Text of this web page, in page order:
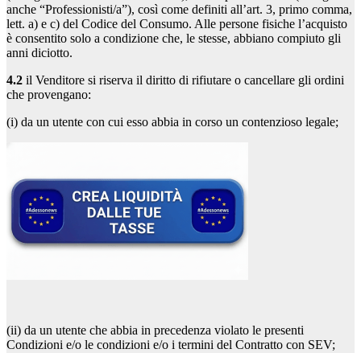
anche “Professionisti/a”), così come definiti all’art. 3, primo comma,
lett. a) e c) del Codice del Consumo. Alle persone fisiche l’acquisto
è consentito solo a condizione che, le stesse, abbiano compiuto gli
anni diciotto.
4.2 il Venditore si riserva il diritto di rifiutare o cancellare gli ordini
che provengano:
(i) da un utente con cui esso abbia in corso un contenzioso legale;
(ii) da un utente che abbia in precedenza violato le presenti
Condizioni e/o le condizioni e/o i termini del Contratto con SEV;